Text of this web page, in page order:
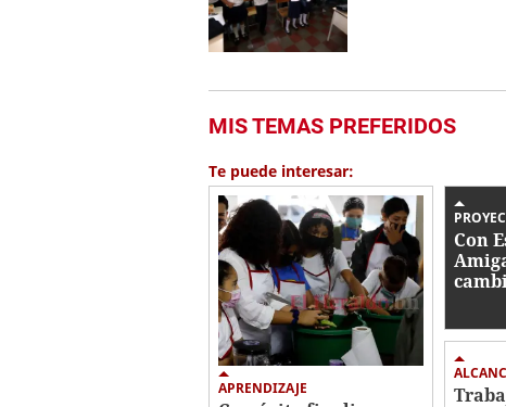
MIS TEMAS PREFERIDOS
Te puede interesar:
APRENDIZAJE
Con